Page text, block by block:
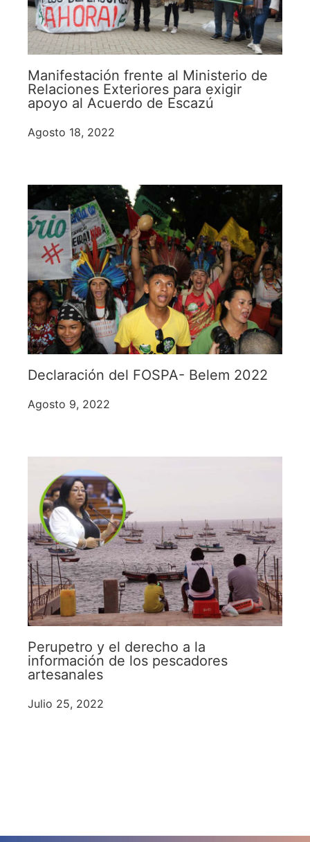
Manifestación frente al Ministerio de
Relaciones Exteriores para exigir
apoyo al Acuerdo de Escazú
Agosto 18, 2022
Declaración del FOSPA- Belem 2022
Agosto 9, 2022
Perupetro y el derecho a la
información de los pescadores
artesanales
Julio 25, 2022